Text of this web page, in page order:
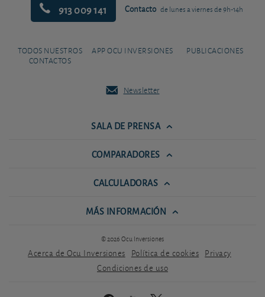
913 009 141 Contacto de lunes a viernes de 9h-14h
TODOS NUESTROS
CONTACTOS
APP OCU INVERSIONES PUBLICACIONES
Newsletter
SALA DE PRENSA
COMPARADORES
CALCULADORAS
MÁS INFORMACIÓN
© 2026 Ocu Inversiones
Acerca de Ocu Inversiones Política de cookies Privacy
Condiciones de uso